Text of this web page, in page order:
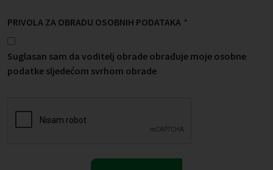
PRIVOLA ZA OBRADU OSOBNIH PODATAKA *
Suglasan sam da voditelj obrade obrađuje moje osobne
podatke sljedećom svrhom obrade